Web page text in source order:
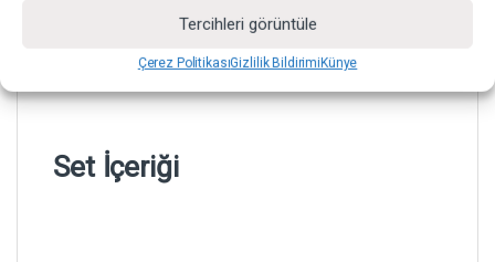
Tercihleri görüntüle
Çerez PolitikasıGizlilik BildirimiKünye
Geniş yüzeyi sayesinde kadraj içinde hareket
Set İçeriği